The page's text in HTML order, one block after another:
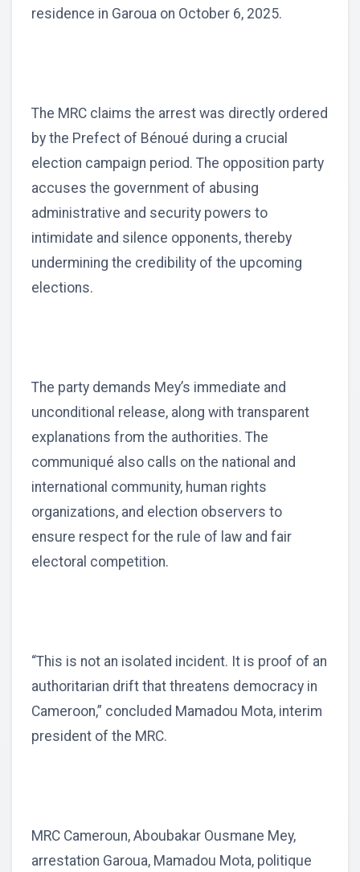
residence in Garoua on October 6, 2025.
The MRC claims the arrest was directly ordered
by the Prefect of Bénoué during a crucial
election campaign period. The opposition party
accuses the government of abusing
administrative and security powers to
intimidate and silence opponents, thereby
undermining the credibility of the upcoming
elections.
The party demands Mey’s immediate and
unconditional release, along with transparent
explanations from the authorities. The
communiqué also calls on the national and
international community, human rights
organizations, and election observers to
ensure respect for the rule of law and fair
electoral competition.
“This is not an isolated incident. It is proof of an
authoritarian drift that threatens democracy in
Cameroon,” concluded Mamadou Mota, interim
president of the MRC.
MRC Cameroun, Aboubakar Ousmane Mey,
arrestation Garoua, Mamadou Mota, politique